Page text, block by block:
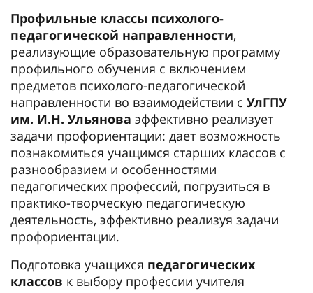
Профильные классы психолого-
педагогической направленности,
реализующие образовательную программу
профильного обучения с включением
предметов психолого-педагогической
направленности во взаимодействии с УлГПУ
им. И.Н. Ульянова эффективно реализует
задачи профориентации: дает возможность
познакомиться учащимся старших классов с
разнообразием и особенностями
педагогических профессий, погрузиться в
практико-творческую педагогическую
деятельность, эффективно реализуя задачи
профориентации.
Подготовка учащихся педагогических
классов к выбору профессии учителя